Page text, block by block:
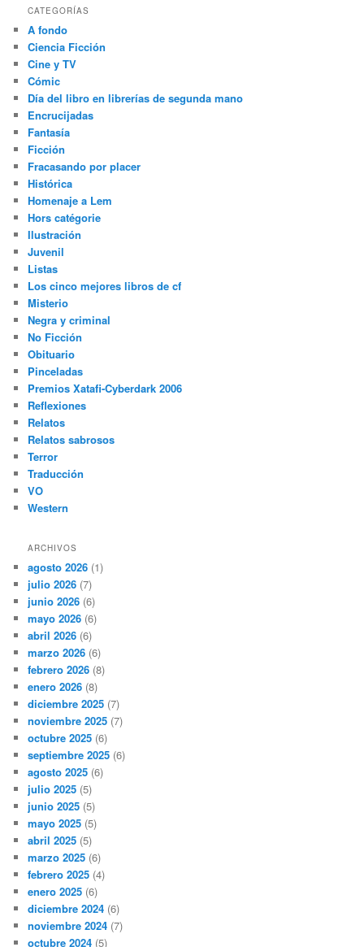
CATEGORÍAS
A fondo
Ciencia Ficción
Cine y TV
Cómic
Día del libro en librerías de segunda mano
Encrucijadas
Fantasía
Ficción
Fracasando por placer
Histórica
Homenaje a Lem
Hors catégorie
Ilustración
Juvenil
Listas
Los cinco mejores libros de cf
Misterio
Negra y criminal
No Ficción
Obituario
Pinceladas
Premios Xatafi-Cyberdark 2006
Reflexiones
Relatos
Relatos sabrosos
Terror
Traducción
VO
Western
ARCHIVOS
agosto 2026 (1)
julio 2026 (7)
junio 2026 (6)
mayo 2026 (6)
abril 2026 (6)
marzo 2026 (6)
febrero 2026 (8)
enero 2026 (8)
diciembre 2025 (7)
noviembre 2025 (7)
octubre 2025 (6)
septiembre 2025 (6)
agosto 2025 (6)
julio 2025 (5)
junio 2025 (5)
mayo 2025 (5)
abril 2025 (5)
marzo 2025 (6)
febrero 2025 (4)
enero 2025 (6)
diciembre 2024 (6)
noviembre 2024 (7)
octubre 2024 (5)